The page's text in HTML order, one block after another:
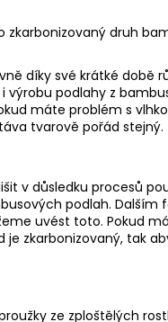
druh
díky své krátké době
podlahy z
máte problém s
tvarově pořád stejný.
v důsledku procesů
podlah. Dalším
uvést toto. Pokud
je zkarbonizovaný, tak
ze zploštělých